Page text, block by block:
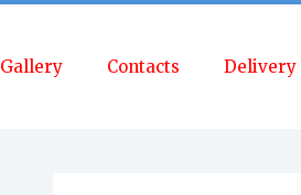
Gallery Contacts Delivery